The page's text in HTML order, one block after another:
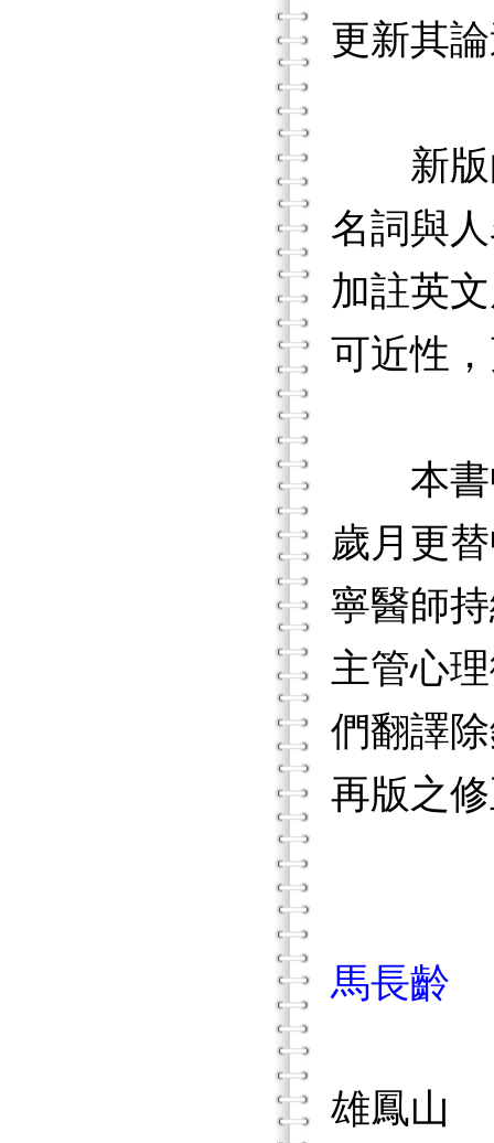
更新其
新版的
名詞與
加註英
可近性
本書中
歲月更
寧醫師
主管心
們翻譯
再版之
馬長齡
雄鳳山